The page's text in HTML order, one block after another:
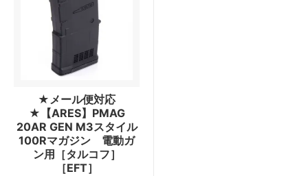
★メール便対応
★【ARES】PMAG
20AR GEN M3スタイル
100Rマガジン 電動ガ
ン用［タルコフ］
［EFT］